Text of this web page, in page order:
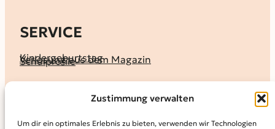
Zustimmung verwalten
Um dir ein optimales Erlebnis zu bieten, verwenden wir Technologien
SERVICE
Kindergeburtstag
Verlosung aus dem Magazin
Schulprofile
KALENDER